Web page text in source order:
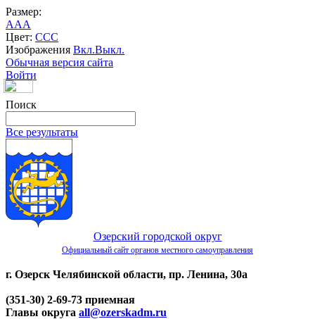
Размер:
AAA
Цвет: CCC
Изображения Вкл.Выкл.
Обычная версия сайта
Войти
Поиск
Все результаты
Озерский городской округ
Официальный сайт органов местного самоуправления
г. Озерск Челябинской области, пр. Ленина, 30а
(351-30) 2-69-73 приемная
Главы округа all@ozerskadm.ru